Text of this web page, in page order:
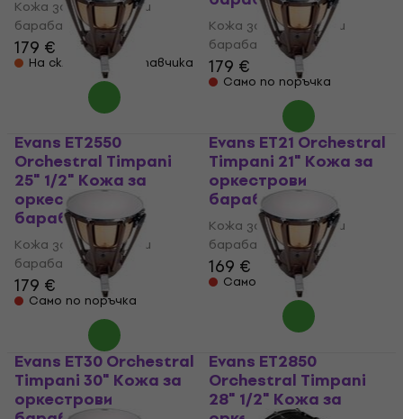
Кожа за оркестрови
барабани
179 €
На склад при доставчика
Кожа за оркестрови
барабани
179 €
Само по поръчка
Evans ET2550
Orchestral Timpani
25" 1/2" Кожа за
оркестрови
барабани
Кожа за оркестрови
барабани
179 €
Само по поръчка
Evans ET21 Orchestral
Timpani 21" Кожа за
оркестрови
барабани
Кожа за оркестрови
барабани
169 €
Само по поръчка
Evans ET30 Orchestral
Timpani 30" Кожа за
оркестрови
Evans ET2850
Orchestral Timpani
28" 1/2" Кожа за